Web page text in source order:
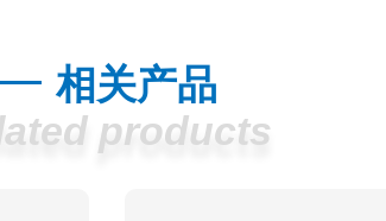
相关产品
products